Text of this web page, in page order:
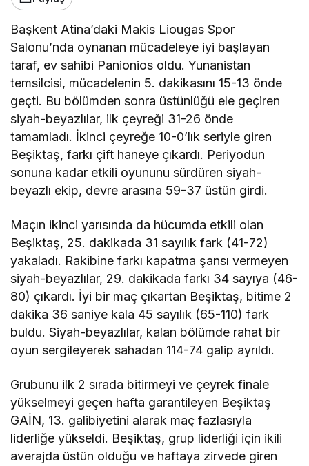
Başkent Atina’daki Makis Liougas Spor
Salonu’nda oynanan mücadeleye iyi başlayan
taraf, ev sahibi Panionios oldu. Yunanistan
temsilcisi, mücadelenin 5. dakikasını 15-13 önde
geçti. Bu bölümden sonra üstünlüğü ele geçiren
siyah-beyazlılar, ilk çeyreği 31-26 önde
tamamladı. İkinci çeyreğe 10-0’lık seriyle giren
Beşiktaş, farkı çift haneye çıkardı. Periyodun
sonuna kadar etkili oyununu sürdüren siyah-
beyazlı ekip, devre arasına 59-37 üstün girdi.
Maçın ikinci yarısında da hücumda etkili olan
Beşiktaş, 25. dakikada 31 sayılık fark (41-72)
yakaladı. Rakibine farkı kapatma şansı vermeyen
siyah-beyazlılar, 29. dakikada farkı 34 sayıya (46-
80) çıkardı. İyi bir maç çıkartan Beşiktaş, bitime 2
dakika 36 saniye kala 45 sayılık (65-110) fark
buldu. Siyah-beyazlılar, kalan bölümde rahat bir
oyun sergileyerek sahadan 114-74 galip ayrıldı.
Grubunu ilk 2 sırada bitirmeyi ve çeyrek finale
yükselmeyi geçen hafta garantileyen Beşiktaş
GAİN, 13. galibiyetini alarak maç fazlasıyla
liderliğe yükseldi. Beşiktaş, grup liderliği için ikili
averajda üstün olduğu ve haftaya zirvede giren